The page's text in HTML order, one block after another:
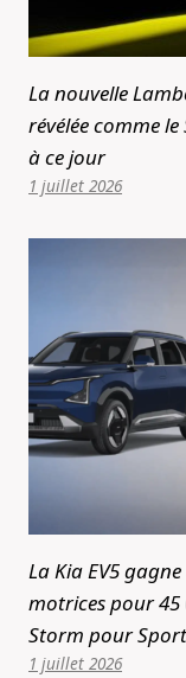
La nouvelle
révélée comme
à ce jour
1 juillet 2026
La Kia EV5
motrices pour 45
Storm pour
1 juillet 2026